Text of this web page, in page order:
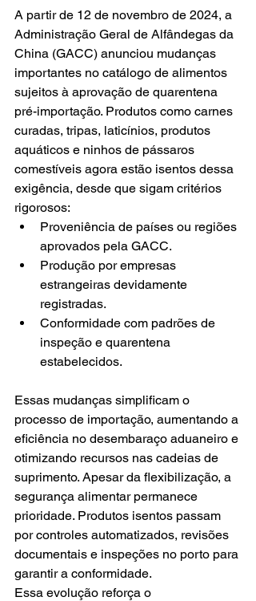
A partir de 12 de novembro de 2024, a
Administração Geral de Alfândegas da
China (GACC) anunciou mudanças
importantes no catálogo de alimentos
sujeitos à aprovação de quarentena
pré-importação. Produtos como carnes
curadas, tripas, laticínios, produtos
aquáticos e ninhos de pássaros
comestíveis agora estão isentos dessa
exigência, desde que sigam critérios
rigorosos:
Proveniência de países ou regiões
aprovados pela GACC.
Produção por empresas
estrangeiras devidamente
registradas.
Conformidade com padrões de
inspeção e quarentena
estabelecidos.
Essas mudanças simplificam o
processo de importação, aumentando a
eficiência no desembaraço aduaneiro e
otimizando recursos nas cadeias de
suprimento. Apesar da flexibilização, a
segurança alimentar permanece
prioridade. Produtos isentos passam
por controles automatizados, revisões
documentais e inspeções no porto para
garantir a conformidade.
Essa evolução reforça o